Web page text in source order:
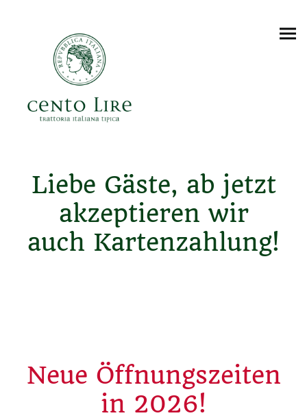
Liebe Gäste, ab jetzt
akzeptieren wir
auch Kartenzahlung!
Neue Öffnungszeiten
in 2026!